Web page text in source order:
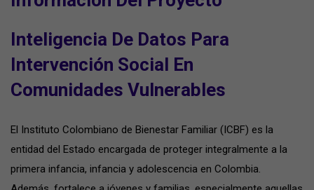
Inteligencia De Datos Para
Intervención Social En
Comunidades Vulnerables
El Instituto Colombiano de Bienestar Familiar (ICBF) es la
entidad del Estado encargada de proteger integralmente a la
primera infancia, infancia y adolescencia en Colombia.